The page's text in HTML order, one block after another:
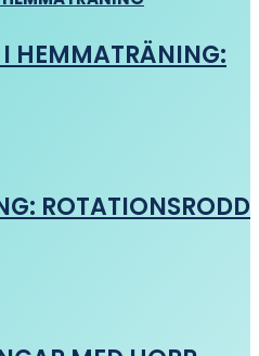
HEMMATRÄNING:
ROTATIONSRODD